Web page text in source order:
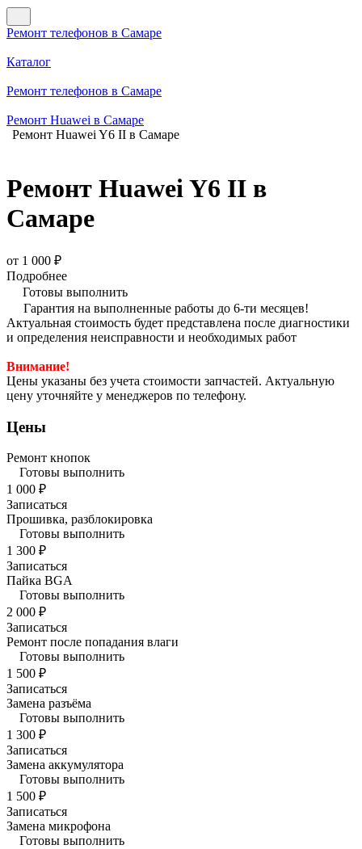
Ремонт телефонов в Самаре
Каталог
Ремонт телефонов в Самаре
Ремонт Huawei в Самаре
Ремонт Huawei Y6 II в Самаре
Ремонт Huawei Y6 II в
Самаре
от 1 000 ₽
Подробнее
Готовы выполнить
Гарантия на выполненные работы до 6-ти месяцев!
Актуальная стоимость будет представлена после диагностики
и определения неисправности и необходимых работ
Внимание!
Цены указаны без учета стоимости запчастей. Актуальную
цену уточняйте у менеджеров по телефону.
Цены
Ремонт кнопок
Готовы выполнить
1 000 ₽
Записаться
Прошивка, разблокировка
Готовы выполнить
1 300 ₽
Записаться
Пайка BGA
Готовы выполнить
2 000 ₽
Записаться
Ремонт после попадания влаги
Готовы выполнить
1 500 ₽
Записаться
Замена разъёма
Готовы выполнить
1 300 ₽
Записаться
Замена аккумулятора
Готовы выполнить
1 500 ₽
Записаться
Замена микрофона
Готовы выполнить